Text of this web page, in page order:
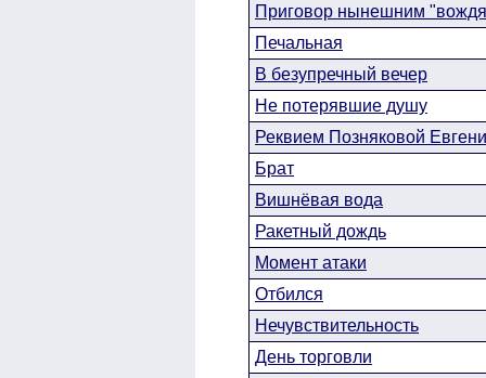
Приговор нынешним
Печальная
В безупречный вечер
Не потерявшие душу
Реквием Позняковой
Брат
Вишнёвая вода
Ракетный дождь
Момент атаки
Отбился
Нечувствительность
День торговли